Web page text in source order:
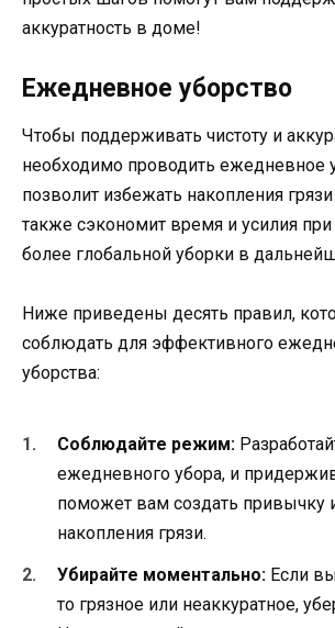
аккуратность в доме!
Ежедневное уборство
Чтобы поддерживать чистоту и
необходимо проводить ежедневное
позволит избежать накопления
также сэкономит время и усилия
более глобальной уборки в
Ниже приведены десять правил,
соблюдать для эффективного
уборства:
Соблюдайте режим:
ежедневного убора, и
поможет вам создать привычку
накопления грязи.
Убирайте моментально: Если
то грязное или неаккуратное,